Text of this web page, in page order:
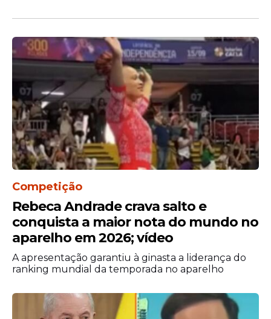
Situações de exceção, entretanto, já
exigem atenção: mudou algum dado
pessoal? Perdeu o RG? Vai viajar para
países do Mercosul? Nesses casos,
recomenda-se antecipar a troca, pois a
já está alinhada às exigências
internacionais de identificação.
Como solicitar a nova
Carteira de Identidade?
O processo é prático e gratuito para a
Competição
Rebeca Andrade crava salto e
conquista a maior nota do mundo no
aparelho em 2026; vídeo
A apresentação garantiu à ginasta a liderança do
ranking mundial da temporada no aparelho